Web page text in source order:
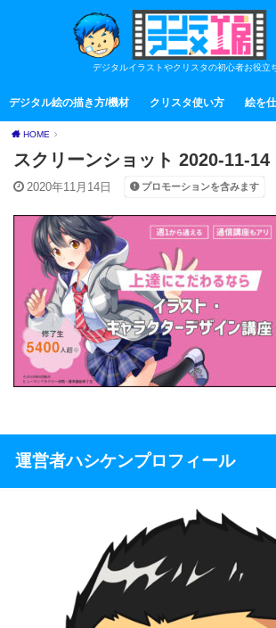
デジタルイラストやクリスタの初心者お役立
デジタル絵の描き方/機材 クリスタ使い方 絵を
HOME
スクリーンショット 2020-11-14
2020年11月14日 プロモーションを含みます
運営者ハシケンプロフィール